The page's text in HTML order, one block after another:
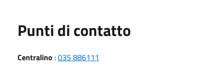
Punti di contatto
Centralino :035 886111